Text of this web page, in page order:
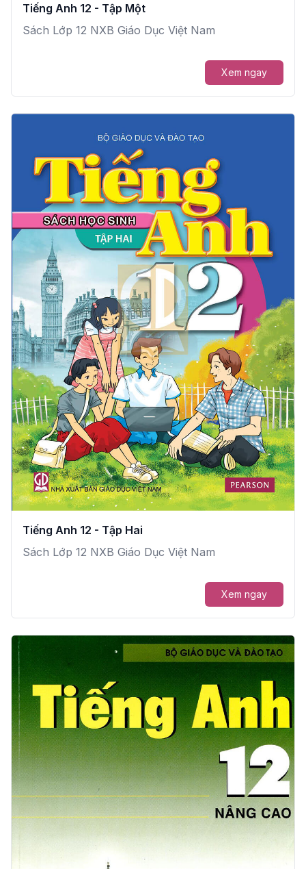
Tiếng Anh 12 - Tập Một
Sách Lớp 12 NXB Giáo Dục Việt Nam
Xem ngay
Tiếng Anh 12 - Tập Hai
Sách Lớp 12 NXB Giáo Dục Việt Nam
Xem ngay